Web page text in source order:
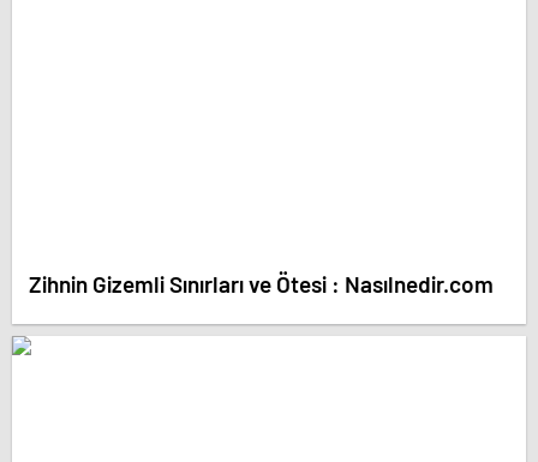
Zihnin Gizemli Sınırları ve Ötesi : Nasılnedir.com